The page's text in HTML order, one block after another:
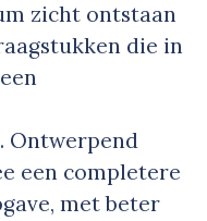
zicht ontstaan
die in
Ontwerpend
een completere
met beter